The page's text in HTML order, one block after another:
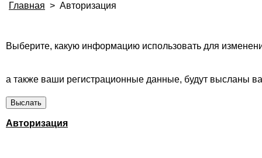
Главная > Авторизация
Выберите, какую информацию использовать для
а также ваши регистрационные данные, будут высланы
Авторизация